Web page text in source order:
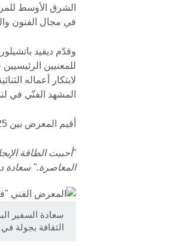
الشرق الأوسط
في مجال الفنون
للمعنيين
المشهد الفنّي في
أقيم المعرض بين 25 مارس و21 أبريل.
"أحببت الطاقة
المعاصرة." سعادة
سعادة السفير
الثقافة بجولة